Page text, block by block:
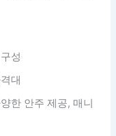
성
대
한 안주 제공, 매니